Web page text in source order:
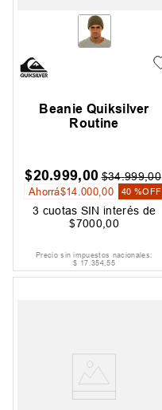
Beanie Quiksilver
Routine
$20.999,00 $34.999,00
Ahorrá$14 .000 ,00 40 %OFF
3 cuotas SIN interés de
$7000 ,00
Precio sin impuestos nacionales:
$ 17.354,55